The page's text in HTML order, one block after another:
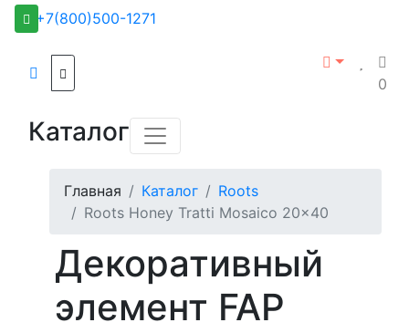
+7(800)500-1271
0
Каталог
Главная Каталог
Roots
Roots Honey Tratti Mosaico 20x40
Декоративный
элемент FAP